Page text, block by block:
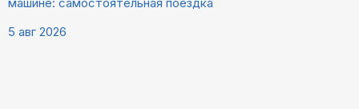
машине: самостоятельная поездка
5 авг 2026